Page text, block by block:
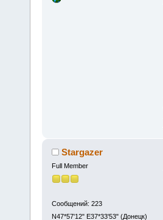
Stargazer
Full Member
Сообщений: 223
N47*57'12" E37*33'53" (Донецк)